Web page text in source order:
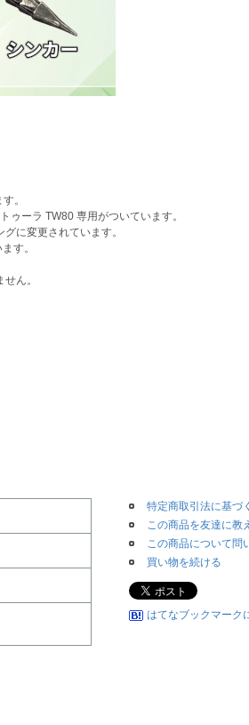
。
ーラ TW80 専用がついています。
に変更されています。
す。
ん。
特定商取引法に基づ
この商品を友達に教
この商品について問
買い物を続ける
はてなブックマーク